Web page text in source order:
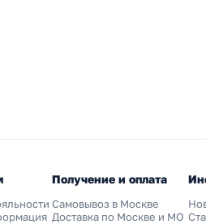
Получение и оплата
Самовывоз в Москве
Доставка по Москве и МО